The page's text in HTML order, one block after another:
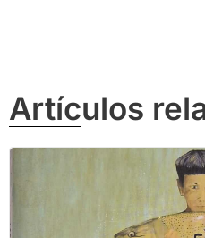
Artículos